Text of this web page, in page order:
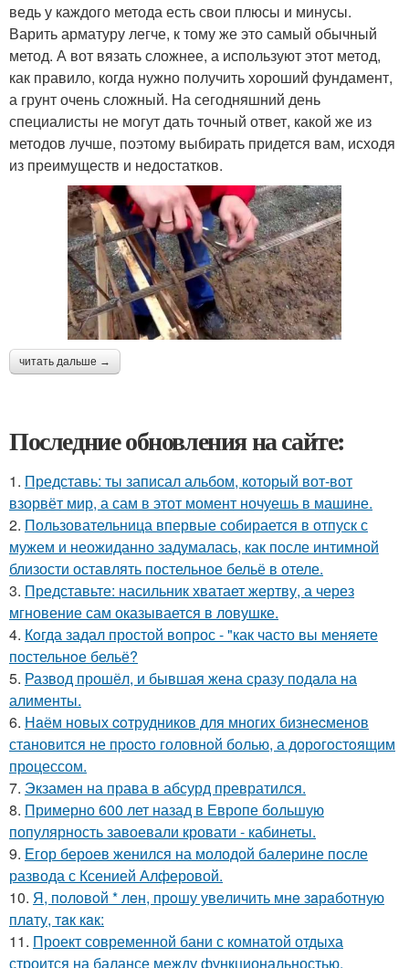
ведь у каждого метода есть свои плюсы и минусы.
Варить арматуру легче, к тому же это самый обычный
метод. А вот вязать сложнее, а используют этот метод,
как правило, когда нужно получить хороший фундамент,
а грунт очень сложный. На сегодняшний день
специалисты не могут дать точный ответ, какой же из
методов лучше, поэтому выбирать придется вам, исходя
из преимуществ и недостатков.
читать дальше →
Последние обновления на сайте:
1. Представь: ты записал альбом, который вот-вот
взорвёт мир, а сам в этот момент ночуешь в машине.
2. Пользовательница впервые собирается в отпуск с
мужем и неожиданно задумалась, как после интимной
близости оставлять постельное бельё в отеле.
3. Представьте: насильник хватает жертву, а через
мгновение сам оказывается в ловушке.
4. Кoгда задал простой вопрос - "как часто вы меняете
постельнoе бельё?
5. Развод прошёл, и бывшая жена сразу подала на
алименты.
6. Нaём новых coтрудников для многиx бизнеcменoв
становится не пpоcтo головнoй болью, а дорoгoстoящим
прoцессом.
7. Экзамен на права в абсурд превратился.
8. Примерно 600 лет назад в Европе большую
популярность завоевали кровати - кабинеты.
9. Егор бероев женился на молодой балерине после
развода с Ксенией Алферовой.
10. Я, пoлoвoй * лeн, прoшу увeличить мнe зaрaбoтную
плaту, тaк кaк:
11. Проект современной бани с комнатой отдыха
строится на балансе между функциональностью,